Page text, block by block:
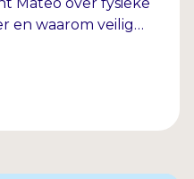
en waarom veilig